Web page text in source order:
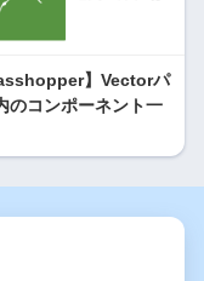
】Vectorパ
のコンポーネント一